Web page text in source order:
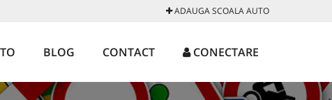
ADAUGA SCOALA AUTO
BLOG CONTACT CONECTARE